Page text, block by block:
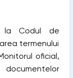
la Codul de
termenului
oficial,